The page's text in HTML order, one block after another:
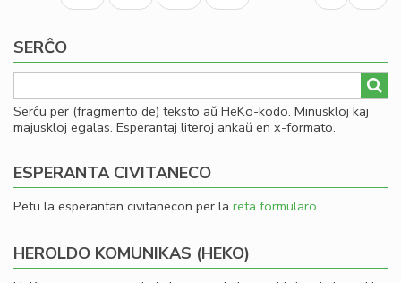
de
UN
page
page
SERĈO
Serĉu per (fragmento de) teksto aŭ HeKo-kodo. Minuskloj kaj
majuskloj egalas. Esperantaj literoj ankaŭ en x-formato.
ESPERANTA CIVITANECO
Petu la esperantan civitanecon per la reta formularo.
HEROLDO KOMUNIKAS (HEKO)